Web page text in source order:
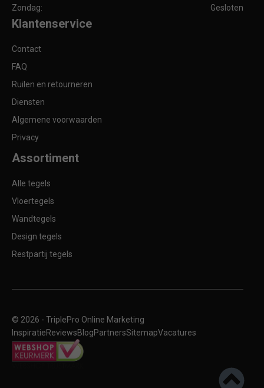
Zondag:
Gesloten
Klantenservice
Contact
FAQ
Ruilen en retourneren
Diensten
Algemene voorwaarden
Privacy
Assortiment
Alle tegels
Vloertegels
Wandtegels
Design tegels
Restpartij tegels
© 2026 - TriplePro Online Marketing
InspiratieReviewsBlogPartnersSitemapVacatures